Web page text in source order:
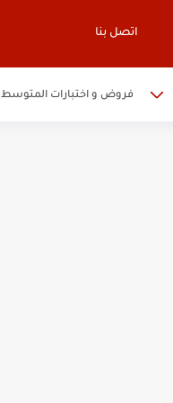
اتصل بنا
فروض و اختبارات المتوسط